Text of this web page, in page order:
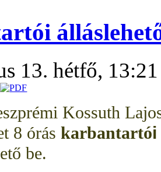
13. hétfő,
Kossuth
8 óráskarbantartó
be.